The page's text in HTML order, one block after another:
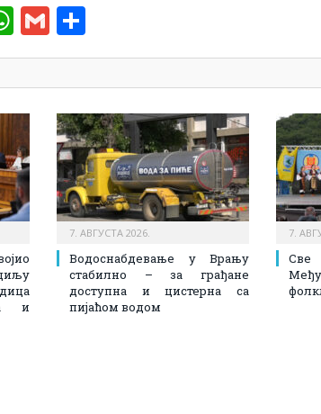
WhatsApp
Gmail
и
7. АВГУСТА 2026.
Водоснабдевање у Врању
стабилно – за грађане
доступна и цистерна са
пијаћом водом
7.